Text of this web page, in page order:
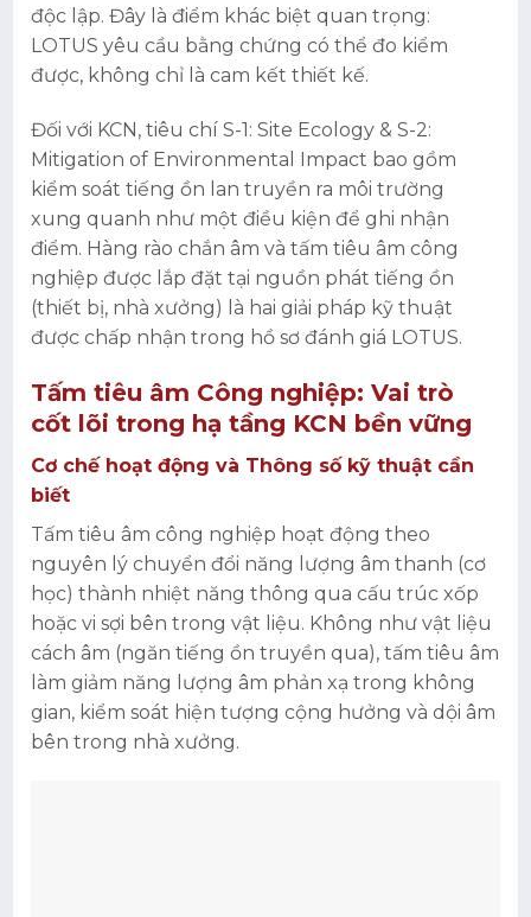
độc lập. Đây là điểm khác biệt quan trọng:
LOTUS yêu cầu bằng chứng có thể đo kiểm
được, không chỉ là cam kết thiết kế.
Đối với KCN, tiêu chí S-1: Site Ecology & S-2:
Mitigation of Environmental Impact bao gồm
kiểm soát tiếng ồn lan truyền ra môi trường
xung quanh như một điều kiện để ghi nhận
điểm. Hàng rào chắn âm và tấm tiêu âm công
nghiệp được lắp đặt tại nguồn phát tiếng ồn
(thiết bị, nhà xưởng) là hai giải pháp kỹ thuật
được chấp nhận trong hồ sơ đánh giá LOTUS.
Tấm tiêu âm Công nghiệp: Vai trò
cốt lõi trong hạ tầng KCN bền vững
Cơ chế hoạt động và Thông số kỹ thuật cần
biết
Tấm tiêu âm công nghiệp hoạt động theo
nguyên lý chuyển đổi năng lượng âm thanh (cơ
học) thành nhiệt năng thông qua cấu trúc xốp
hoặc vi sợi bên trong vật liệu. Không như vật liệu
cách âm (ngăn tiếng ồn truyền qua), tấm tiêu âm
làm giảm năng lượng âm phản xạ trong không
gian, kiểm soát hiện tượng cộng hưởng và dội âm
bên trong nhà xưởng.